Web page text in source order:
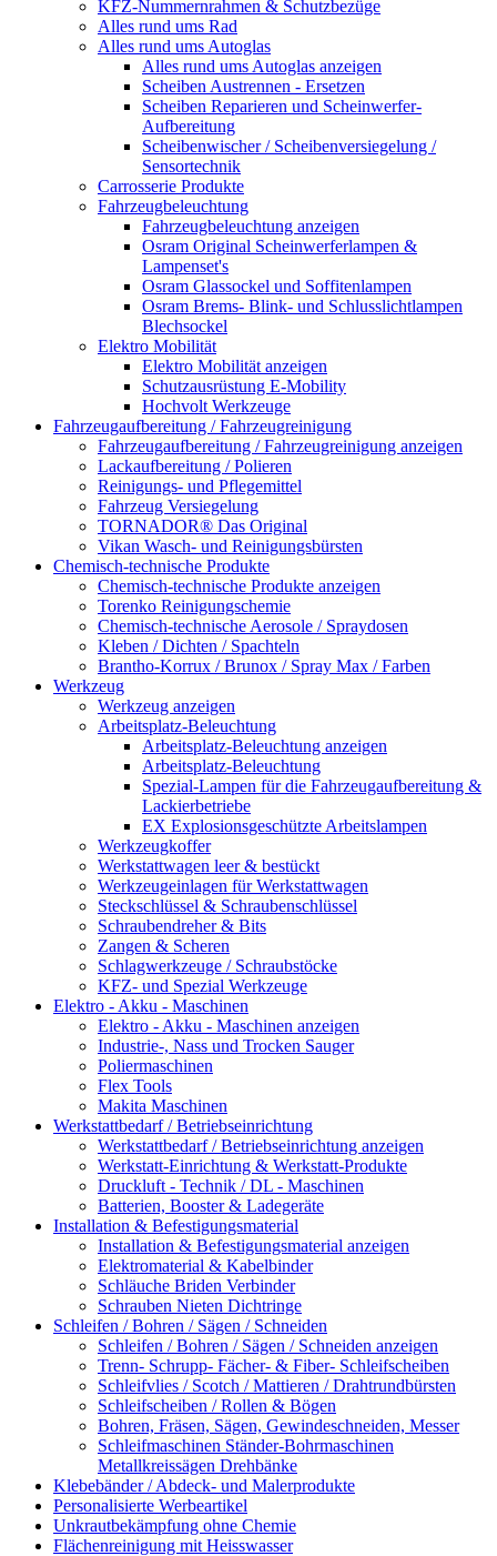
KFZ-Nummernrahmen & Schutzbezüge
Alles rund ums Rad
Alles rund ums Autoglas
Alles rund ums Autoglas anzeigen
Scheiben Austrennen - Ersetzen
Scheiben Reparieren und Scheinwerfer-
Aufbereitung
Scheibenwischer / Scheibenversiegelung /
Sensortechnik
Carrosserie Produkte
Fahrzeugbeleuchtung
Fahrzeugbeleuchtung anzeigen
Osram Original Scheinwerferlampen &
Lampenset's
Osram Glassockel und Soffitenlampen
Osram Brems- Blink- und Schlusslichtlampen
Blechsockel
Elektro Mobilität
Elektro Mobilität anzeigen
Schutzausrüstung E-Mobility
Hochvolt Werkzeuge
Fahrzeugaufbereitung / Fahrzeugreinigung
Fahrzeugaufbereitung / Fahrzeugreinigung anzeigen
Lackaufbereitung / Polieren
Reinigungs- und Pflegemittel
Fahrzeug Versiegelung
TORNADOR® Das Original
Vikan Wasch- und Reinigungsbürsten
Chemisch-technische Produkte
Chemisch-technische Produkte anzeigen
Torenko Reinigungschemie
Chemisch-technische Aerosole / Spraydosen
Kleben / Dichten / Spachteln
Brantho-Korrux / Brunox / Spray Max / Farben
Werkzeug
Werkzeug anzeigen
Arbeitsplatz-Beleuchtung
Arbeitsplatz-Beleuchtung anzeigen
Arbeitsplatz-Beleuchtung
Spezial-Lampen für die Fahrzeugaufbereitung &
Lackierbetriebe
EX Explosionsgeschützte Arbeitslampen
Werkzeugkoffer
Werkstattwagen leer & bestückt
Werkzeugeinlagen für Werkstattwagen
Steckschlüssel & Schraubenschlüssel
Schraubendreher & Bits
Zangen & Scheren
Schlagwerkzeuge / Schraubstöcke
KFZ- und Spezial Werkzeuge
Elektro - Akku - Maschinen
Elektro - Akku - Maschinen anzeigen
Industrie-, Nass und Trocken Sauger
Poliermaschinen
Flex Tools
Makita Maschinen
Werkstattbedarf / Betriebseinrichtung
Werkstattbedarf / Betriebseinrichtung anzeigen
Werkstatt-Einrichtung & Werkstatt-Produkte
Druckluft - Technik / DL - Maschinen
Batterien, Booster & Ladegeräte
Installation & Befestigungsmaterial
Installation & Befestigungsmaterial anzeigen
Elektromaterial & Kabelbinder
Schläuche Briden Verbinder
Schrauben Nieten Dichtringe
Schleifen / Bohren / Sägen / Schneiden
Schleifen / Bohren / Sägen / Schneiden anzeigen
Trenn- Schrupp- Fächer- & Fiber- Schleifscheiben
Schleifvlies / Scotch / Mattieren / Drahtrundbürsten
Schleifscheiben / Rollen & Bögen
Bohren, Fräsen, Sägen, Gewindeschneiden, Messer
Schleifmaschinen Ständer-Bohrmaschinen
Metallkreissägen Drehbänke
Klebebänder / Abdeck- und Malerprodukte
Personalisierte Werbeartikel
Unkrautbekämpfung ohne Chemie
Flächenreinigung mit Heisswasser